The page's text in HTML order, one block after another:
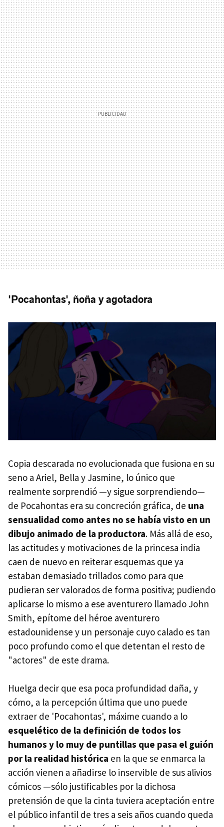
'Pocahontas', ñoña y agotadora
Copia descarada no evolucionada que fusiona en su
seno a Ariel, Bella y Jasmine, lo único que
realmente sorprendió —y sigue sorprendiendo—
de Pocahontas era su concreción gráfica, de una
sensualidad como antes no se había visto en un
dibujo animado de la productora. Más allá de eso,
las actitudes y motivaciones de la princesa india
caen de nuevo en reiterar esquemas que ya
estaban demasiado trillados como para que
pudieran ser valorados de forma positiva; pudiendo
aplicarse lo mismo a ese aventurero llamado John
Smith, epítome del héroe aventurero
estadounidense y un personaje cuyo calado es tan
poco profundo como el que detentan el resto de
"actores" de este drama.
Huelga decir que esa poca profundidad daña, y
cómo, a la percepción última que uno puede
extraer de 'Pocahontas', máxime cuando a lo
esquelético de la definición de todos los
humanos y lo muy de puntillas que pasa el guión
por la realidad histórica en la que se enmarca la
acción vienen a añadirse lo inservible de sus alivios
cómicos —sólo justificables por la dichosa
pretensión de que la cinta tuviera aceptación entre
el público infantil de tres a seis años cuando queda